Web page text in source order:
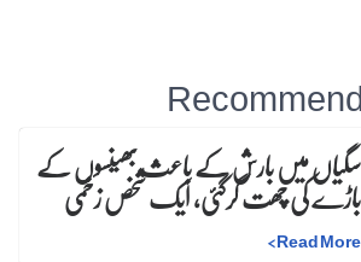
سگیاں میں بارش کے باعث بھینسوں کے
باڑے کی چھت گرگئی، ایک شخص زخمی
Read More
>